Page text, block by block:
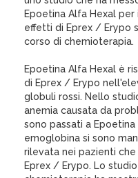
Epoetina Alfa Hexal
effetti di Eprex / Erypo
corso di chemioterapia.
Epoetina Alfa Hexal è
di Eprex / Erypo
globuli rossi. Nello
anemia causata da
sono passati a
emoglobina si sono
rilevata nei pazienti
Eprex / Erypo. Lo